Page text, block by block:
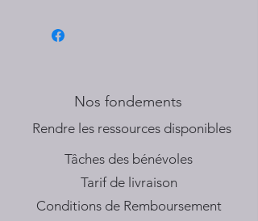
Nos fondements
​Rendre les ressources disponibles
Tâches des bénévoles
Tarif de livraison
Conditions de Remboursement